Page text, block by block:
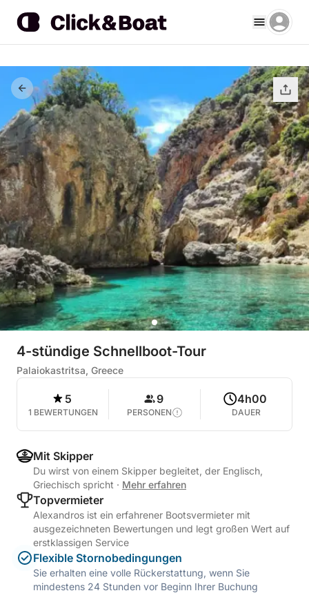
4-stündige Schnellboot-Tour
Palaiokastritsa, Greece
5
1 BEWERTUNGEN
9
PERSONEN
4h00
DAUER
Mit Skipper
Du wirst von einem Skipper begleitet, der Englisch,
Griechisch spricht · Mehr erfahren
Topvermieter
Alexandros ist ein erfahrener Bootsvermieter mit
ausgezeichneten Bewertungen und legt großen Wert auf
erstklassigen Service
Flexible Stornobedingungen
Sie erhalten eine volle Rückerstattung, wenn Sie
mindestens 24 Stunden vor Beginn Ihrer Buchung